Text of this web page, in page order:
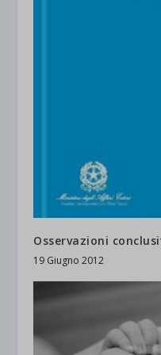
Osservazioni
19 Giugno 2012